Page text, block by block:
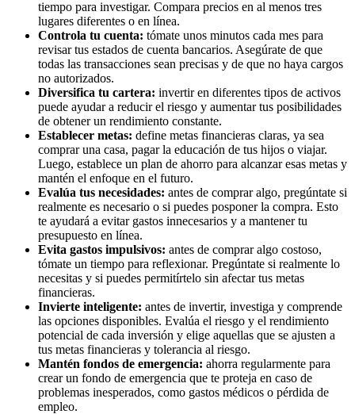
tiempo para investigar. Compara precios en al menos tres
lugares diferentes o en línea.
Controla tu cuenta: tómate unos minutos cada mes para
revisar tus estados de cuenta bancarios. Asegúrate de que
todas las transacciones sean precisas y de que no haya cargos
no autorizados.
Diversifica tu cartera: invertir en diferentes tipos de activos
puede ayudar a reducir el riesgo y aumentar tus posibilidades
de obtener un rendimiento constante.
Establecer metas: define metas financieras claras, ya sea
comprar una casa, pagar la educación de tus hijos o viajar.
Luego, establece un plan de ahorro para alcanzar esas metas y
mantén el enfoque en el futuro.
Evalúa tus necesidades: antes de comprar algo, pregúntate si
realmente es necesario o si puedes posponer la compra. Esto
te ayudará a evitar gastos innecesarios y a mantener tu
presupuesto en línea.
Evita gastos impulsivos: antes de comprar algo costoso,
tómate un tiempo para reflexionar. Pregúntate si realmente lo
necesitas y si puedes permitírtelo sin afectar tus metas
financieras.
Invierte inteligente: antes de invertir, investiga y comprende
las opciones disponibles. Evalúa el riesgo y el rendimiento
potencial de cada inversión y elige aquellas que se ajusten a
tus metas financieras y tolerancia al riesgo.
Mantén fondos de emergencia: ahorra regularmente para
crear un fondo de emergencia que te proteja en caso de
problemas inesperados, como gastos médicos o pérdida de
empleo.